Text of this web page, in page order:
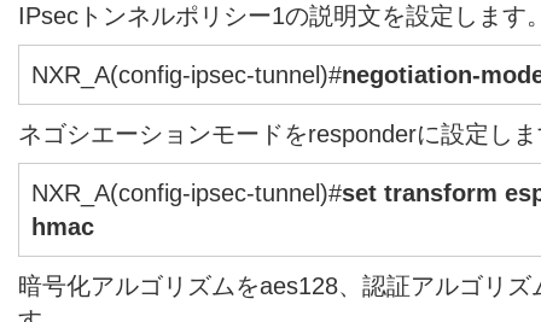
IPsecトンネルポリシー1の説明文を設定します
NXR_A(config-ipsec-tunnel)#negotiation-
ネゴシエーションモードをresponderに設定し
NXR_A(config-ipsec-tunnel)#set transform
hmac
暗号化アルゴリズムをaes128、認証アルゴリ